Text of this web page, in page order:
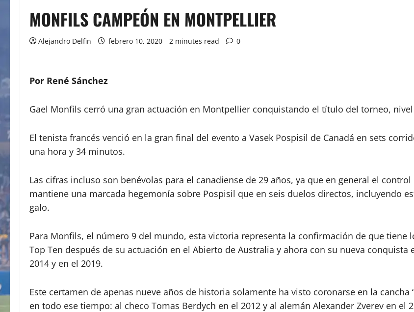
MONFILS CAMPEÓN EN MONTPELLIER
Alejandro Delfin febrero 10, 2020 2 minutes read 0
Por René Sánchez
Gael Monfils cerró una gran actuación en Montpellier conquistando el título del torneo, nivel
El tenista francés venció en la gran final del evento a Vasek Pospisil de Canadá en sets
una hora y 34 minutos.
Las cifras incluso son benévolas para el canadiense de 29 años, ya que en general el
mantiene una marcada hegemonía sobre Pospisil que en seis duelos directos, incluyendo
galo.
Para Monfils, el número 9 del mundo, esta victoria representa la confirmación de que
Top Ten después de su actuación en el Abierto de Australia y ahora con su nueva
2014 y en el 2019.
Este certamen de apenas nueve años de historia solamente ha visto coronarse en la cancha
en todo ese tiempo: al checo Tomas Berdych en el 2012 y al alemán Alexander Zverev en el